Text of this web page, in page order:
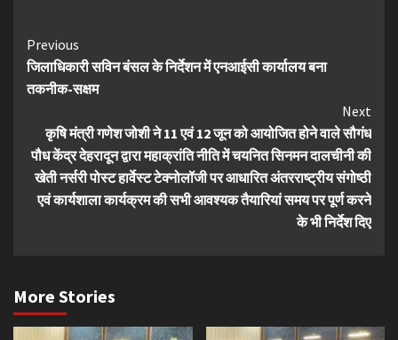
Continue
Reading
Previous
जिलाधिकारी सविन बंसल के निर्देशन में एनआईसी कार्यालय बना
तकनीक-सक्षम
Next
कृषि मंत्री गणेश जोशी ने 11 एवं 12 जून को आयोजित होने वाले सौगंध
पौध केंद्र देहरादून द्वारा महाक्रांति नीति में चयनित सिनमन दालचीनी की
खेती नर्सरी पोस्ट हार्वेस्ट टेक्नोलॉजी पर आधारित अंतरराष्ट्रीय संगोष्ठी
एवं कार्यशाला कार्यक्रम की सभी आवश्यक तैयारियां समय पर पूर्ण करने
के भी निर्देश दिए
More Stories